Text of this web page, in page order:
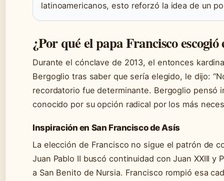
latinoamericanos, esto reforzó la idea de un
¿Por qué el papa Francisco escogió
Durante el cónclave de 2013, el entonces
Bergoglio tras saber que sería elegido, le dijo:
recordatorio fue determinante. Bergoglio pensó
conocido por su opción radical por los más
Inspiración en San Francisco de Asís
La elección de Francisco no sigue el patrón de
Juan Pablo II buscó continuidad con Juan XXIII y
a San Benito de Nursia. Francisco rompió esa